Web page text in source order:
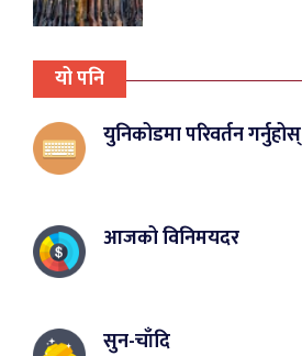
यो पनि
युनिकोडमा परिवर्तन गर्नुहोस्
आजको विनिमयदर
सुन-चाँदि